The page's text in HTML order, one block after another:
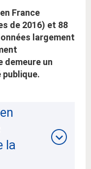
France
de 2016) et 88
largement
demeure un
la